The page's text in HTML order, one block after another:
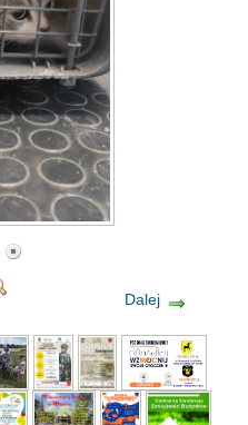
Dalej